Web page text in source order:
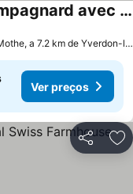
Magnifique appartement campagnard avec beaucoup de cachet
Vugelles-La Mothe, a 7.2 km de Yverdon-les-Bains
Ver preços
Partilhar